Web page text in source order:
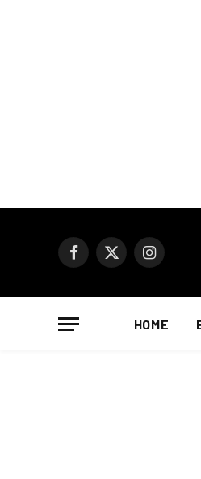
Facebook
X
Instagram
HOME